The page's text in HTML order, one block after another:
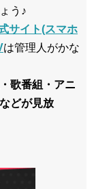
う♪
サイト(スマホ
は管理人がかな
歌番組・アニ
どが見放